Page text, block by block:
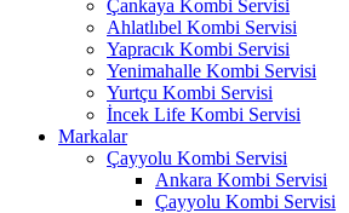
Çankaya Kombi Servisi
Ahlatlıbel Kombi Servisi
Yapracık Kombi Servisi
Yenimahalle Kombi Servisi
Yurtçu Kombi Servisi
İncek Life Kombi Servisi
Markalar
Çayyolu Kombi Servisi
Ankara Kombi Servisi
Çayyolu Kombi Servisi